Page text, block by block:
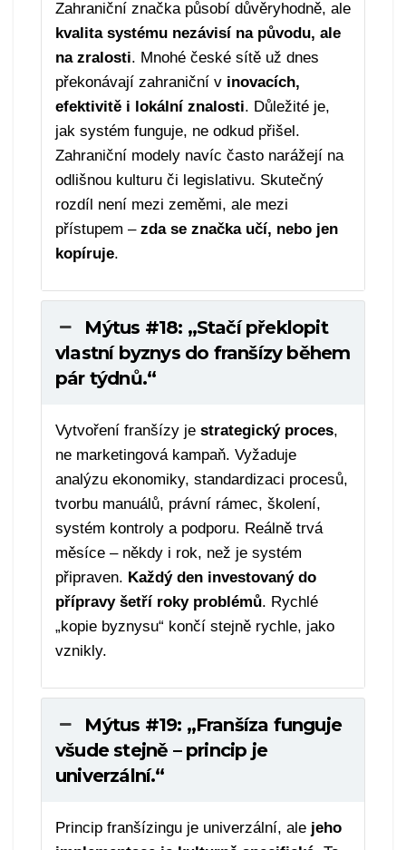
Zahraniční značka působí důvěryhodně, ale
kvalita systému nezávisí na původu, ale
na zralosti. Mnohé české sítě už dnes
překonávají zahraniční v inovacích,
efektivitě i lokální znalosti. Důležité je,
jak systém funguje, ne odkud přišel.
Zahraniční modely navíc často narážejí na
odlišnou kulturu či legislativu. Skutečný
rozdíl není mezi zeměmi, ale mezi
přístupem – zda se značka učí, nebo jen
kopíruje.
Mýtus #18: „Stačí překlopit
vlastní byznys do franšízy během
pár týdnů.“
Vytvoření franšízy je strategický proces,
ne marketingová kampaň. Vyžaduje
analýzu ekonomiky, standardizaci procesů,
tvorbu manuálů, právní rámec, školení,
systém kontroly a podporu. Reálně trvá
měsíce – někdy i rok, než je systém
připraven. Každý den investovaný do
přípravy šetří roky problémů. Rychlé
„kopie byznysu“ končí stejně rychle, jako
vznikly.
Mýtus #19: „Franšíza funguje
všude stejně – princip je
univerzální.“
Princip franšízingu je univerzální, ale jeho